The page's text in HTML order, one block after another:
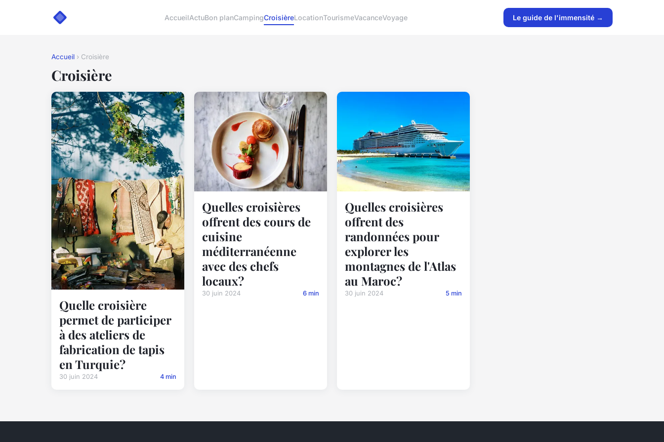
AccueilActuBon planCampingCroisièreLocationTourismeVacanceVoyage Le guide de l'immensité →
Accueil › Croisière
Croisière
Quelle croisière
permet de participer
à des ateliers de
fabrication de tapis
en Turquie?
30 juin 2024 4 min
Quelles croisières
offrent des cours de
cuisine
méditerranéenne
avec des chefs
locaux?
30 juin 2024 6 min
Quelles croisières
offrent des
randonnées pour
explorer les
montagnes de l'Atlas
au Maroc?
30 juin 2024 5 min